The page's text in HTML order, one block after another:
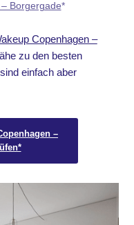
Borgergade*
Copenhagen –
zu den besten
einfach aber
–